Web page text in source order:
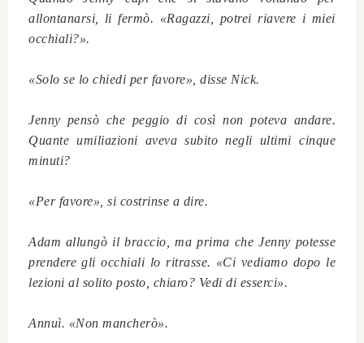
allontanarsi, li fermò. «Ragazzi, potrei riavere i miei
occhiali?».
«Solo se lo chiedi per favore», disse Nick.
Jenny pensò che peggio di così non poteva andare.
Quante umiliazioni aveva subito negli ultimi cinque
minuti?
«Per favore», si costrinse a dire.
Adam allungò il braccio, ma prima che Jenny potesse
prendere gli occhiali lo ritrasse. «Ci vediamo dopo le
lezioni al solito posto, chiaro? Vedi di esserci».
Annuì. «Non mancherò».